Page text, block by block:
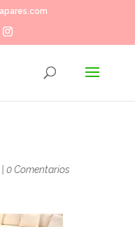
0 Comentarios